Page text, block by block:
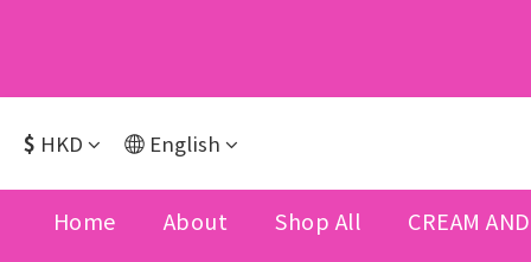
$ HKD English
Home About Shop All CREAM